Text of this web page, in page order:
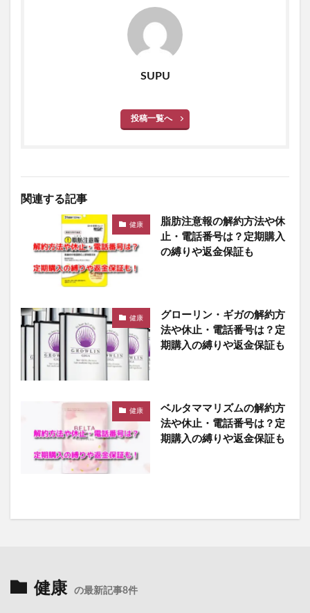
SUPU
投稿一覧へ
関連する記事
健康
脂肪注意報の解約方法や休
止・電話番号は？定期購入
の縛りや返金保証も
健康
グローリン・ギガの解約方
法や休止・電話番号は？定
期購入の縛りや返金保証も
健康
ベルタママリズムの解約方
法や休止・電話番号は？定
期購入の縛りや返金保証も
健康 の最新記事8件